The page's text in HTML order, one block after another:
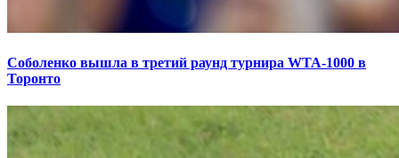
Соболенко вышла в третий раунд турнира WTA-1000 в
Торонто